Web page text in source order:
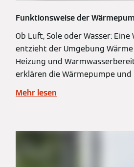
Funktionsweise der
Ob Luft, Sole oder Wasser:
entzieht der Umgebung
Heizung und
erklären die Wärmepumpe
Mehr lesen